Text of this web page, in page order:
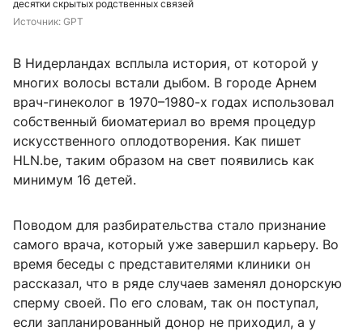
десятки скрытых родственных связей
Источник: GPT
В Нидерландах всплыла история, от которой у
многих волосы встали дыбом. В городе Арнем
врач-гинеколог в 1970–1980-х годах использовал
собственный биоматериал во время процедур
искусственного оплодотворения. Как пишет
HLN.be, таким образом на свет появились как
минимум 16 детей.
Поводом для разбирательства стало признание
самого врача, который уже завершил карьеру. Во
время беседы с представителями клиники он
рассказал, что в ряде случаев заменял донорскую
сперму своей. По его словам, так он поступал,
если запланированный донор не приходил, а у